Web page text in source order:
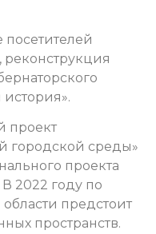
посетителей
реконструкция
история».
проект
городской среды»
проекта
2022 году по
предстоит
пространств.